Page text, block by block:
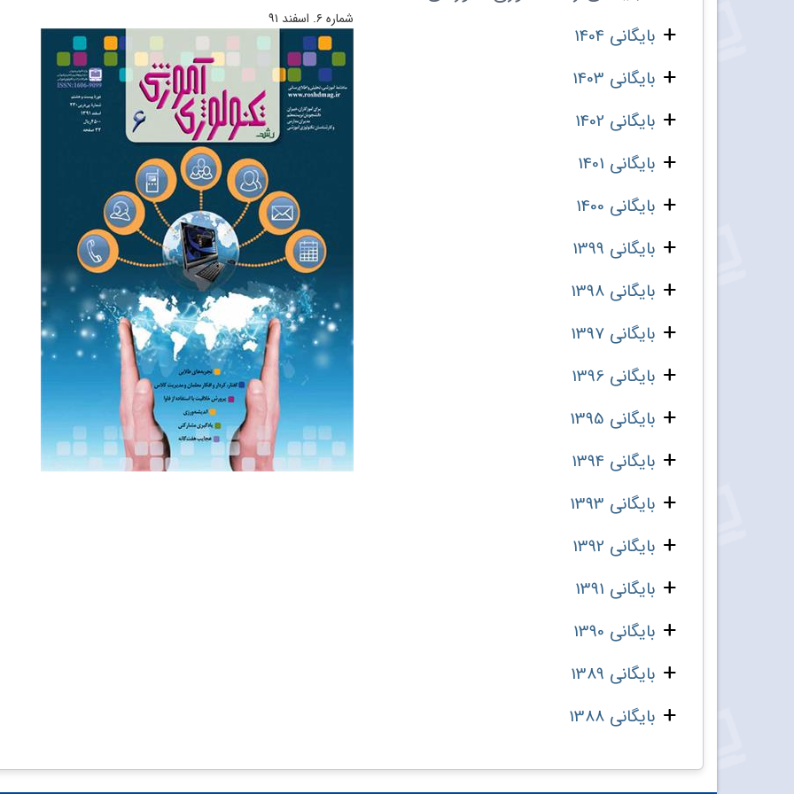
بایگانی 1404
بایگانی 1403
بایگانی 1402
بایگانی 1401
بایگانی 1400
بایگانی 1399
بایگانی 1398
بایگانی 1397
بایگانی 1396
بایگانی 1395
بایگانی 1394
بایگانی 1393
بایگانی 1392
بایگانی 1391
بایگانی 1390
بایگانی 1389
بایگانی 1388
شماره‌ ۶. اسفند ۹۱